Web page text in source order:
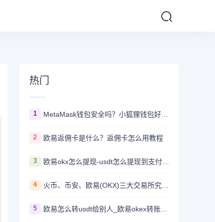
热门
1 MetaMask钱包安全吗？小狐狸钱包好用吗？
2 欧易返佣卡是什么？返佣卡怎么用教程
3 欧易okx怎么提现-usdt怎么提现到支付宝教程
4 火币、币安、欧易(OKX)三大交易所究竟选哪家？
5 欧易怎么转usdt给别人_欧易okex转账usdt教程